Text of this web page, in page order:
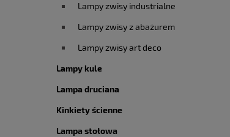
Lampy zwisy industrialne
Lampy zwisy z abażurem
Lampy zwisy art deco
Lampy kule
Lampa druciana
Kinkiety ścienne
Lampa stołowa